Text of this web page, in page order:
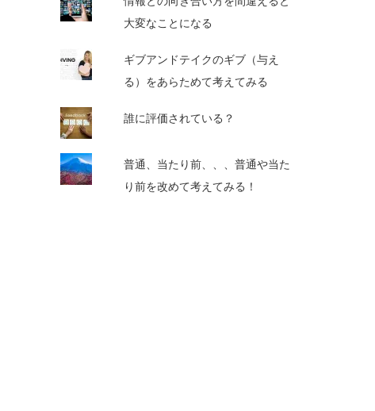
大変なことになる
ギブアンドテイクのギブ（与え
る）をあらためて考えてみる
誰に評価されている？
普通、当たり前、、、普通や当た
り前を改めて考えてみる！